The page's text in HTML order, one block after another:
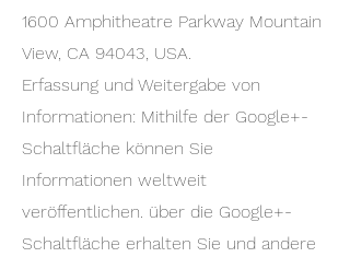
1600 Amphitheatre Parkway Mountain
View, CA 94043, USA.
Erfassung und Weitergabe von
Informationen: Mithilfe der Google+-
Schaltfläche können Sie
Informationen weltweit
veröffentlichen. über die Google+-
Schaltfläche erhalten Sie und andere